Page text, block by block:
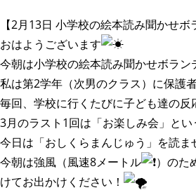
【2月13日 小学校の絵本読み聞かせボ
おはようございます
今朝は小学校の絵本読み聞かせボラン
私は第2学年（次男のクラス）に保護
毎回、学校に行くたびに子ども達の
3月のラスト1回は「お楽しみ会」と
今日は「おしくらまんじゅう」を読
今朝は強風（風速8メートル
）のた
けてお出かけください！